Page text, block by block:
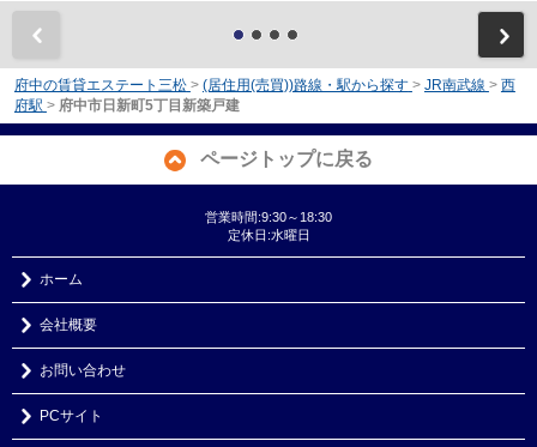
府中の賃貸エステート三松 > (居住用(売買))路線・駅から探す > JR南武線 > 西
府駅 > 府中市日新町5丁目新築戸建
ページトップに戻る
営業時間:9:30～18:30
定休日:水曜日
ホーム
会社概要
お問い合わせ
PCサイト